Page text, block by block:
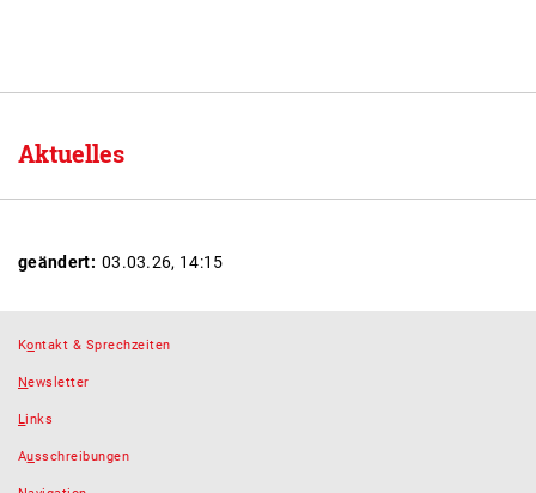
Aktuelles
geändert: 03.03.26, 14:15
Kontakt & Sprechzeiten
Newsletter
Links
Ausschreibungen